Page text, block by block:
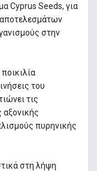
Cyprus Seeds, για
αποτελεσμάτων
στην
του
τις
αξονικής
πυρηνικής
στη λήψη